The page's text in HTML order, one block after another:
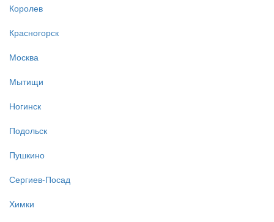
Королев
Красногорск
Москва
Мытищи
Ногинск
Подольск
Пушкино
Сергиев-Посад
Химки